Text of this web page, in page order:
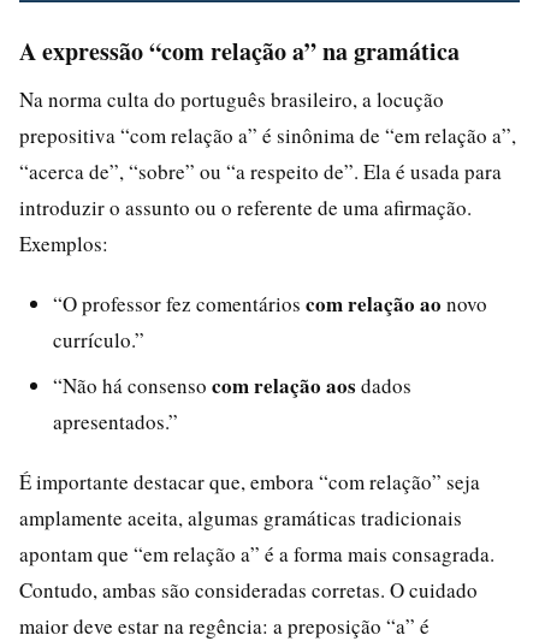
A expressão “com relação a” na gramática
Na norma culta do português brasileiro, a locução
prepositiva “com relação a” é sinônima de “em relação a”,
“acerca de”, “sobre” ou “a respeito de”. Ela é usada para
introduzir o assunto ou o referente de uma afirmação.
Exemplos:
“O professor fez comentários com relação ao novo
currículo.”
“Não há consenso com relação aos dados
apresentados.”
É importante destacar que, embora “com relação” seja
amplamente aceita, algumas gramáticas tradicionais
apontam que “em relação a” é a forma mais consagrada.
Contudo, ambas são consideradas corretas. O cuidado
maior deve estar na regência: a preposição “a” é